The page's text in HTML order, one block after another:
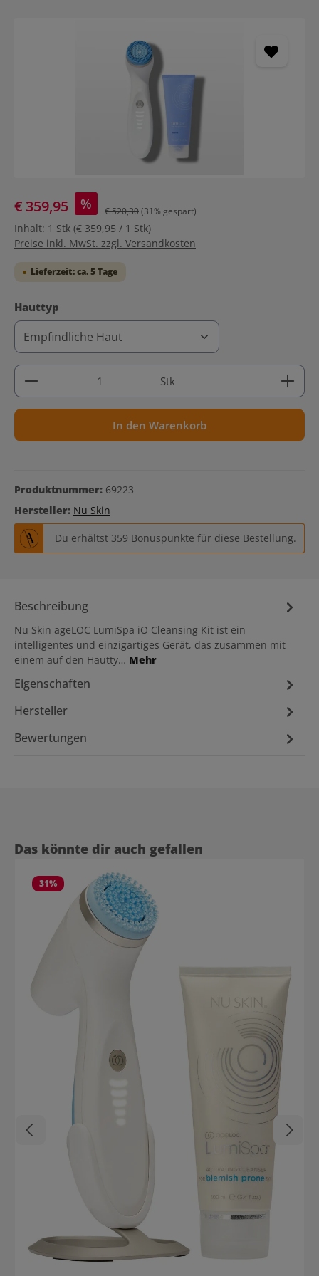
€ 359,95 % € 520,30(31% gespart)
Inhalt: 1 Stk (€ 359,95 / 1 Stk)
Preise inkl. MwSt. zzgl. Versandkosten
Lieferzeit: ca. 5 Tage
Hauttyp
Produkt Anzahl: Gib den gewünschten Wert ein
Stk
In den Warenkorb
Produktnummer: 69223
Hersteller: Nu Skin
Du erhältst 359 Bonuspunkte für diese Bestellung.
Beschreibung
Nu Skin ageLOC LumiSpa iO Cleansing Kit ist ein
intelligentes und einzigartiges Gerät, das zusammen mit
einem auf den Hautty… Mehr
Eigenschaften
Hersteller
Bewertungen
Produktgalerie überspringen
Das könnte dir auch gefallen
31%